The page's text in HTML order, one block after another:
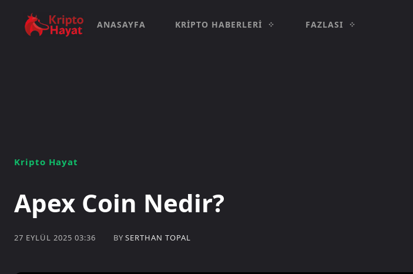
ANASAYFA KRIPTO HABERLERI FAZLASI
Kripto Hayat
Apex Coin Nedir?
27 EYLÜL 2025 03:36 BY SERTHAN TOPAL